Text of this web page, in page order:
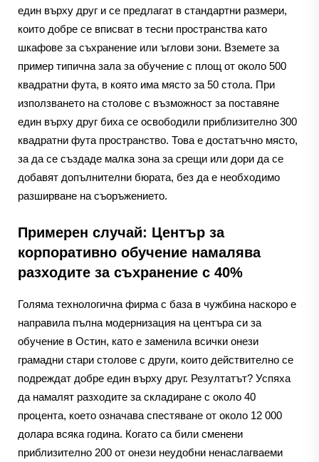
един върху друг и се предлагат в стандартни размери,
които добре се вписват в тесни пространства като
шкафове за съхранение или ъглови зони. Вземете за
пример типична зала за обучение с площ от около 500
квадратни фута, в която има място за 50 стола. При
използването на столове с възможност за поставяне
един върху друг биха се освободили приблизително 300
квадратни фута пространство. Това е достатъчно място,
за да се създаде малка зона за срещи или дори да се
добавят допълнителни бюрата, без да е необходимо
разширване на съоръжението.
Примерен случай: Център за
корпоративно обучение намалява
разходите за съхранение с 40%
Голяма технологична фирма с база в чужбина наскоро е
направила пълна модернизация на центъра си за
обучение в Остин, като е заменила всички онези
грамадни стари столове с други, които действително се
подреждат добре един върху друг. Резултатът? Успяха
да намалят разходите за складиране с около 40
процента, което означава спестяване от около 12 000
долара всяка година. Когато са били сменени
приблизително 200 от онези неудобни ненаслагваеми